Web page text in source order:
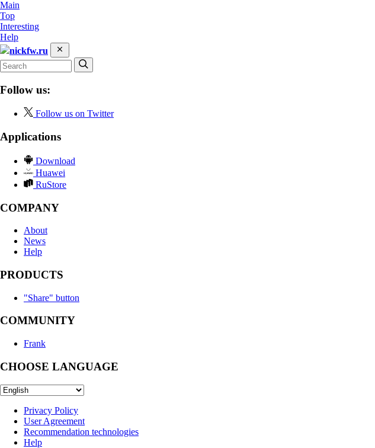
Main
Top
Interesting
Help
nickfw.ru
Follow us:
Follow us on Twitter
Applications
Download
Huawei
RuStore
COMPANY
About
News
Help
PRODUCTS
"Share" button
COMMUNITY
Frank
CHOOSE LANGUAGE
Privacy Policy
User Agreement
Recommendation technologies
Help